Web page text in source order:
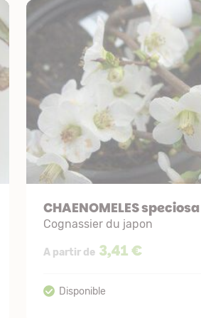
CHAENOMELES
Cognassier du japon
A partir de 3,41 €